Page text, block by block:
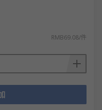
RMB69.08/件